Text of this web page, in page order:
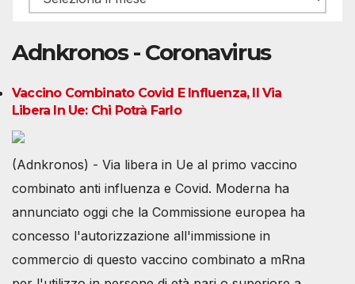
Adnkronos - Coronavirus
Vaccino Combinato Covid E Influenza, Il Via
Libera In Ue: Chi Potrà Farlo
(Adnkronos) - Via libera in Ue al primo vaccino
combinato anti influenza e Covid. Moderna ha
annunciato oggi che la Commissione europea ha
concesso l'autorizzazione all'immissione in
commercio di questo vaccino combinato a mRna